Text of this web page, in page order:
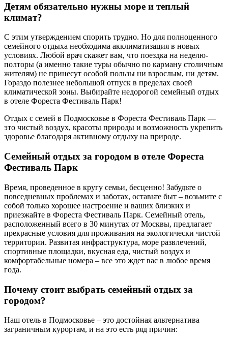
Детям обязательно нужны море и теплый
климат?
С этим утверждением спорить трудно. Но для полноценного
семейного отдыха необходима акклиматизация в новых
условиях. Любой врач скажет вам, что поездка на неделю-
полторы (а именно такие туры обычно по карману столичным
жителям) не принесут особой пользы ни взрослым, ни детям.
Гораздо полезнее небольшой отпуск в пределах своей
климатической зоны. Выбирайте недорогой семейный отдых
в отеле Фореста Фестиваль Парк!
Отдых с семей в Подмосковье в Фореста Фестиваль Парк —
это чистый воздух, красоты природы и возможность укрепить
здоровье благодаря активному отдыху на природе.
Семейный отдых за городом в отеле Фореста
Фестиваль Парк
Время, проведенное в кругу семьи, бесценно! Забудьте о
повседневных проблемах и заботах, оставьте быт – возьмите с
собой только хорошее настроение и ваших близких и
приезжайте в Фореста Фестиваль Парк. Семейный отель,
расположенный всего в 30 минутах от Москвы, предлагает
прекрасные условия для проживания на экологически чистой
территории. Развитая инфраструктура, море развлечений,
спортивные площадки, вкусная еда, чистый воздух и
комфортабельные номера – все это ждет вас в любое время
года.
Почему стоит выбрать семейный отдых за
городом?
Наш отель в Подмосковье – это достойная альтернатива
заграничным курортам, и на это есть ряд причин: